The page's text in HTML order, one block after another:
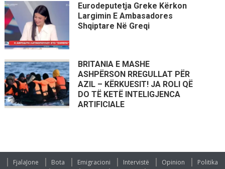
Eurodeputetja Greke Kërkon
Largimin E Ambasadores
Shqiptare Në Greqi
BRITANIA E MASHE
ASHPËRSON RREGULLAT PËR
AZIL – KËRKUESIT! JA ROLI QË
DO TË KETË INTELIGJENCA
ARTIFICIALE
FjalaJone Bota Emigracioni Intervistë Opinion
Politika